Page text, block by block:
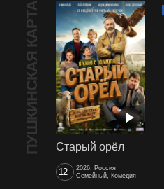
ПУШКИНСКАЯ КАРТА Старый орёл
12+ 2026, Россия
Семейный, Комедия